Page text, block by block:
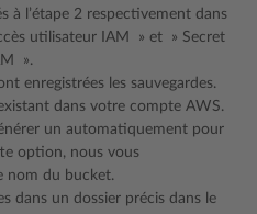
à l’étape 2 respectivement dans
utilisateur IAM » et » Secret
».
enregistrées les sauvegardes.
dans votre compte AWS.
un automatiquement pour
option, nous vous
nom du bucket.
dans un dossier précis dans le